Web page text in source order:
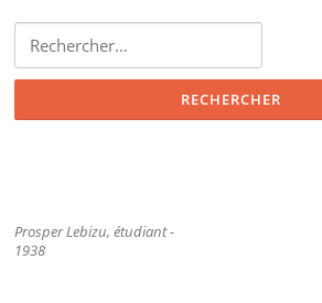
Prosper Lebizu, étudiant -
1938